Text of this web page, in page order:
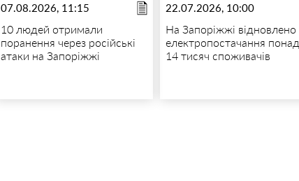
07.08.2026, 11:15
10 людей отримали
поранення через російські
атаки на Запоріжжі
22.07.2026, 10:00
На Запоріжжі відновлено
електропостачання понад
14 тисяч споживачів